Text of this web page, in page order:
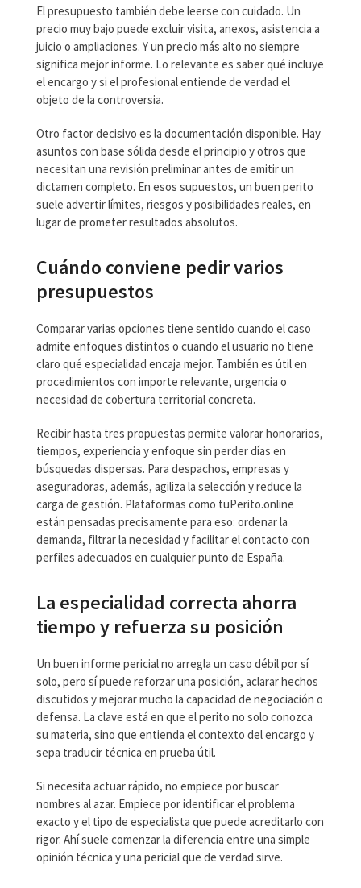
El presupuesto también debe leerse con cuidado. Un
precio muy bajo puede excluir visita, anexos, asistencia a
juicio o ampliaciones. Y un precio más alto no siempre
significa mejor informe. Lo relevante es saber qué incluye
el encargo y si el profesional entiende de verdad el
objeto de la controversia.
Otro factor decisivo es la documentación disponible. Hay
asuntos con base sólida desde el principio y otros que
necesitan una revisión preliminar antes de emitir un
dictamen completo. En esos supuestos, un buen perito
suele advertir límites, riesgos y posibilidades reales, en
lugar de prometer resultados absolutos.
Cuándo conviene pedir varios
presupuestos
Comparar varias opciones tiene sentido cuando el caso
admite enfoques distintos o cuando el usuario no tiene
claro qué especialidad encaja mejor. También es útil en
procedimientos con importe relevante, urgencia o
necesidad de cobertura territorial concreta.
Recibir hasta tres propuestas permite valorar honorarios,
tiempos, experiencia y enfoque sin perder días en
búsquedas dispersas. Para despachos, empresas y
aseguradoras, además, agiliza la selección y reduce la
carga de gestión. Plataformas como tuPerito.online
están pensadas precisamente para eso: ordenar la
demanda, filtrar la necesidad y facilitar el contacto con
perfiles adecuados en cualquier punto de España.
La especialidad correcta ahorra
tiempo y refuerza su posición
Un buen informe pericial no arregla un caso débil por sí
solo, pero sí puede reforzar una posición, aclarar hechos
discutidos y mejorar mucho la capacidad de negociación o
defensa. La clave está en que el perito no solo conozca
su materia, sino que entienda el contexto del encargo y
sepa traducir técnica en prueba útil.
Si necesita actuar rápido, no empiece por buscar
nombres al azar. Empiece por identificar el problema
exacto y el tipo de especialista que puede acreditarlo con
rigor. Ahí suele comenzar la diferencia entre una simple
opinión técnica y una pericial que de verdad sirve.